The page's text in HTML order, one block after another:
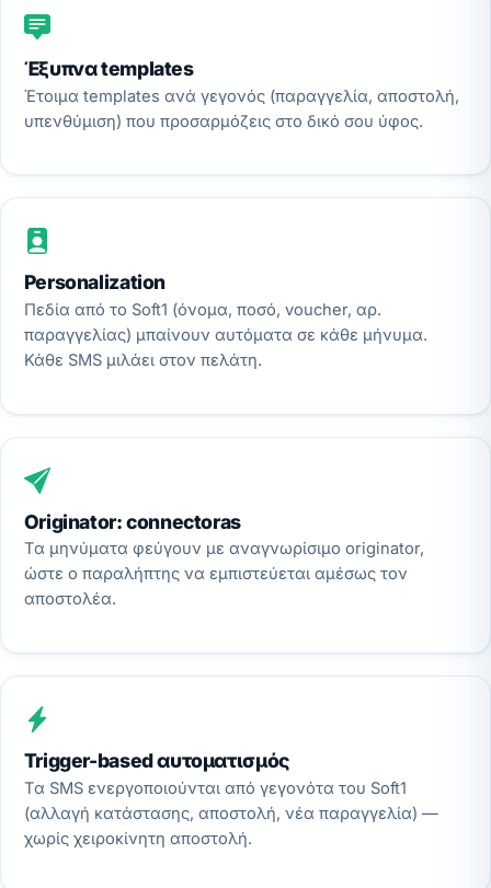
Έξυπνα templates
Έτοιμα templates ανά γεγονός (παραγγελία, αποστολή,
υπενθύμιση) που προσαρμόζεις στο δικό σου ύφος.
Personalization
Πεδία από το Soft1 (όνομα, ποσό, voucher, αρ.
παραγγελίας) μπαίνουν αυτόματα σε κάθε μήνυμα.
Κάθε SMS μιλάει στον πελάτη.
Originator: connectoras
Τα μηνύματα φεύγουν με αναγνωρίσιμο originator,
ώστε ο παραλήπτης να εμπιστεύεται αμέσως τον
αποστολέα.
Trigger-based αυτοματισμός
Τα SMS ενεργοποιούνται από γεγονότα του Soft1
(αλλαγή κατάστασης, αποστολή, νέα παραγγελία) —
χωρίς χειροκίνητη αποστολή.